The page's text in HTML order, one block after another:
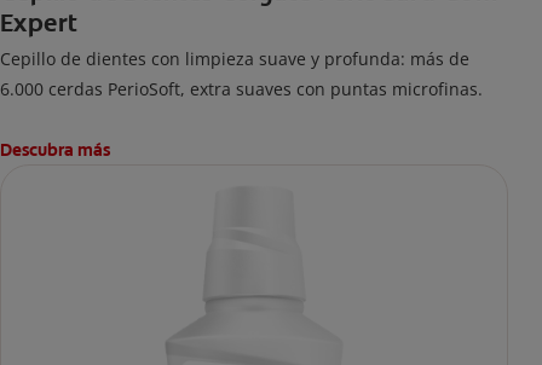
Expert
Cepillo de dientes con limpieza suave y profunda: más de
6.000 cerdas PerioSoft, extra suaves con puntas microfinas.
Descubra más